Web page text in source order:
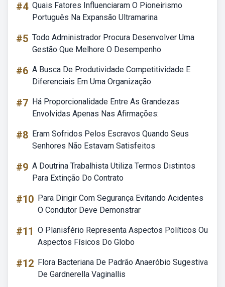
#4 Quais Fatores Influenciaram O Pioneirismo
Português Na Expansão Ultramarina
#5 Todo Administrador Procura Desenvolver Uma
Gestão Que Melhore O Desempenho
#6 A Busca De Produtividade Competitividade E
Diferenciais Em Uma Organização
#7 Há Proporcionalidade Entre As Grandezas
Envolvidas Apenas Nas Afirmações:
#8 Eram Sofridos Pelos Escravos Quando Seus
Senhores Não Estavam Satisfeitos
#9 A Doutrina Trabalhista Utiliza Termos Distintos
Para Extinção Do Contrato
#10 Para Dirigir Com Segurança Evitando Acidentes
O Condutor Deve Demonstrar
#11 O Planisfério Representa Aspectos Políticos Ou
Aspectos Físicos Do Globo
#12 Flora Bacteriana De Padrão Anaeróbio Sugestiva
De Gardnerella Vaginallis